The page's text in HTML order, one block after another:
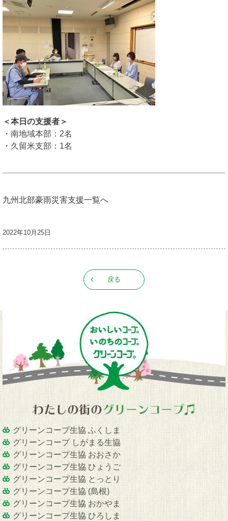
＜本日の支援者＞
・南地域本部：2名
・久留米支部：1名
九州北部豪雨災害支援一覧へ
2022年10月25日
戻る
グリーンコープ生協 ふくしま
グリーンコープ しがまる生協
グリーンコープ生協 おおさか
グリーンコープ生協 ひょうご
グリーンコープ生協 とっとり
グリーンコープ生協 (島根)
グリーンコープ生協 おかやま
グリーンコープ生協 ひろしま